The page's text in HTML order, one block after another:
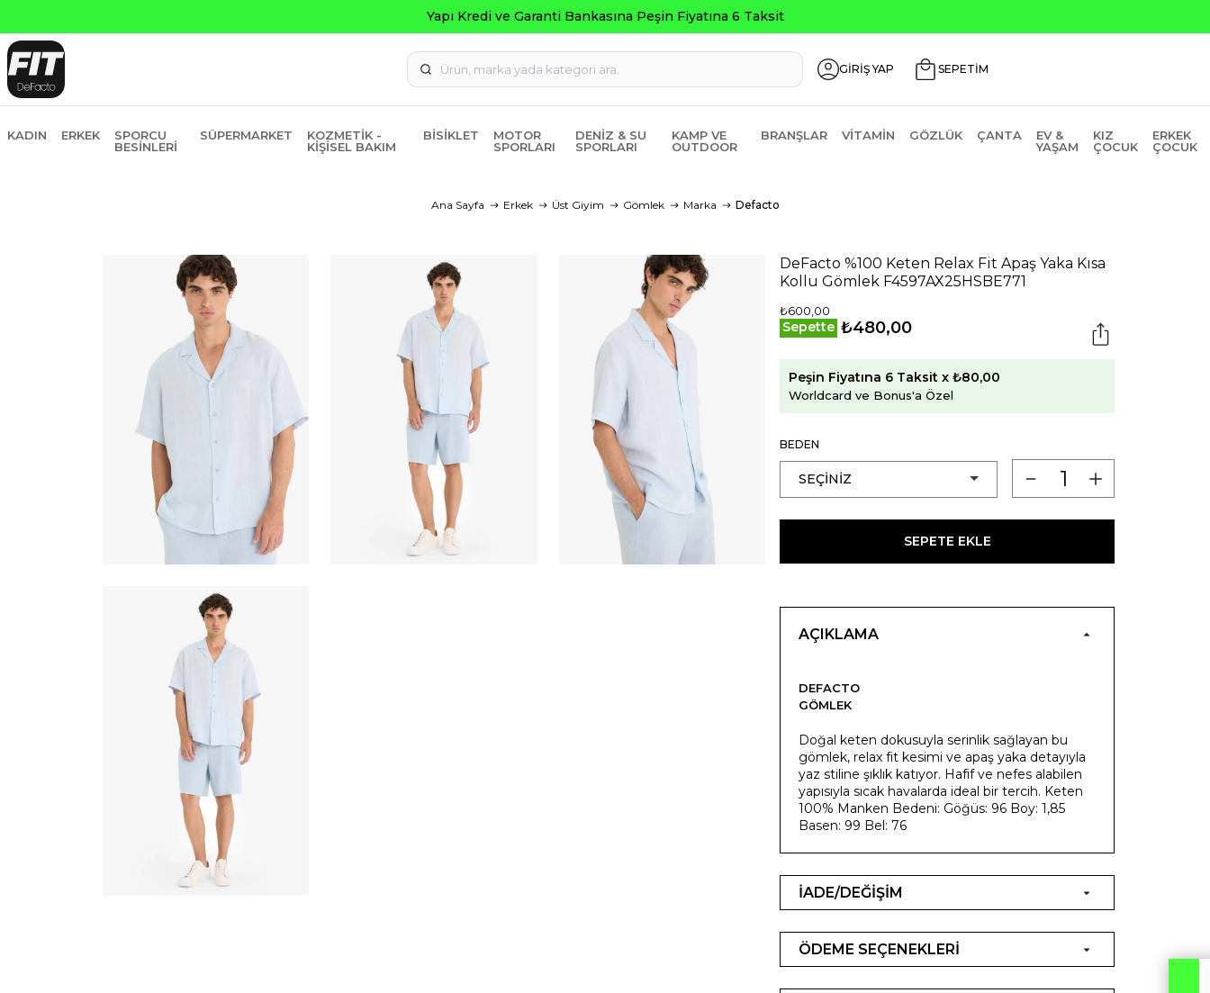
Seçili Ürünlerde ₺2000 Üzeri ₺200 İndirim Kodu: AGUSTOS200
GİRİŞ YAP SEPETİM
KADIN ERKEK
SPORCU
BESINLERI
SÜPERMARKET
KOZMETIK -
KIŞISEL BAKIM
BISIKLET
MOTOR
SPORLARI
DENIZ & SU
SPORLARI
KAMP VE
OUTDOOR
BRANŞLAR VITAMIN GÖZLÜK ÇANTA
EV &
YAŞAM
KIZ
ÇOCUK
ERKEK
ÇOCUK
Ana Sayfa Erkek Üst Giyim Gömlek Marka Defacto
DeFacto %100 Keten Relax Fit Apaş Yaka Kısa
Kollu Gömlek F4597AX25HSBE771
₺600,00
Sepette ₺480,00
Peşin Fiyatına 6 Taksit x ₺80,00
Worldcard ve Bonus'a Özel
BEDEN
SEPETE EKLE
AÇIKLAMA
DEFACTO
GÖMLEK
Doğal keten dokusuyla serinlik sağlayan bu
gömlek, relax fit kesimi ve apaş yaka detayıyla
yaz stiline şıklık katıyor. Hafif ve nefes alabilen
yapısıyla sıcak havalarda ideal bir tercih. Keten
100% Manken Bedeni: Göğüs: 96 Boy: 1,85
Basen: 99 Bel: 76
İADE/DEĞİŞİM
ÖDEME SEÇENEKLERİ